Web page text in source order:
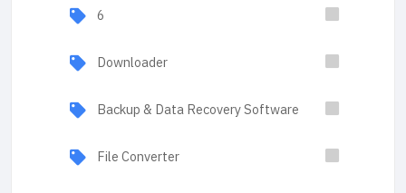
6
Downloader
Backup & Data Recovery Software
File Converter